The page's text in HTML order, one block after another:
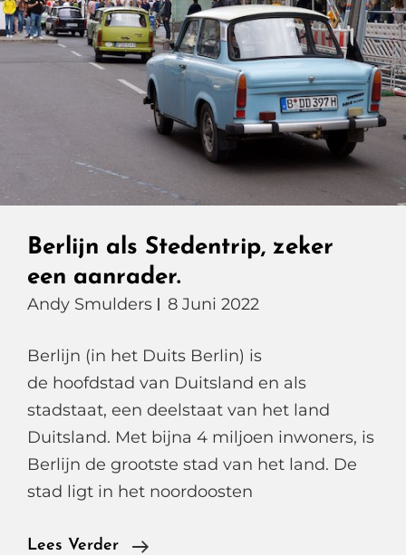
Berlijn als Stedentrip, zeker
een aanrader.
Andy Smulders 8 Juni 2022
Berlijn (in het Duits Berlin) is
de hoofdstad van Duitsland en als
stadstaat, een deelstaat van het land
Duitsland. Met bijna 4 miljoen inwoners, is
Berlijn de grootste stad van het land. De
stad ligt in het noordoosten
Lees Verder
Berlijn